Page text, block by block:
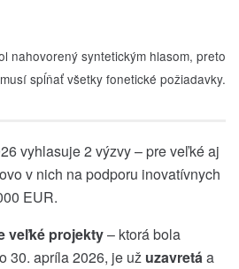
nahovorený syntetickým hlasom, preto
spĺňať všetky fonetické požiadavky.
vyhlasuje 2 výzvy – pre veľké aj
v nich na podporu inovatívnych
EUR.
veľké projekty– ktorá bola
30. apríla 2026, je už uzavretáa